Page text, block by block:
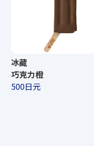
冰藏
巧克力橙
500日元